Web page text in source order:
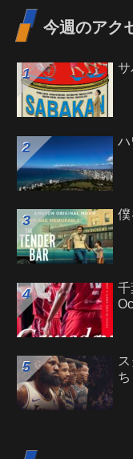
今週のアク
ち